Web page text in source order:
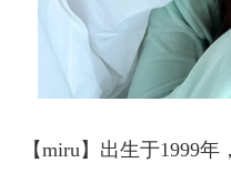
【miru】出生于1999年